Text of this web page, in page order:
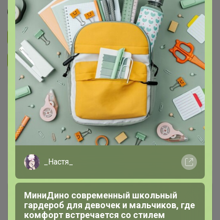
Лайм
Подписаться на закупку
Подписаться на организатора 1.4K
В архиве
Ожидание ~ 15 дней
Пристрой 7 лотов
Комментарии к лотам 2.8K
_Настя_
МиниДино современный школьный
гардероб для девочек и мальчиков, где
комфорт встречается со стилем